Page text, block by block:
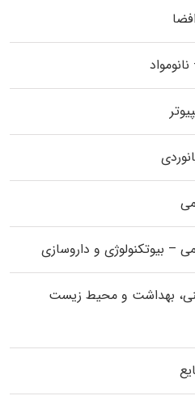
– بیوتکنولوژی و داروسازی
بهداشت و محیط زیست